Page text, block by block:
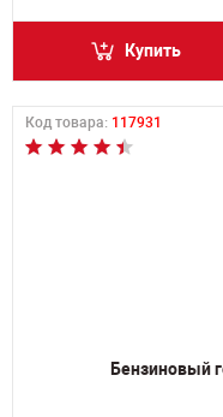
Купить
Код товара: 117931
Бензиновый